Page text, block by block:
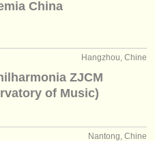
China
Hangzhou, Chine
ZJCM
of Music)
Nantong, Chine